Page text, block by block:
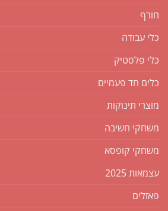
חורף
כלי עבודה
כלי פלסטיק
כלים חד פעמיים
מוצרי תינוקות
משחקי חשיבה
משחקי קופסא
עצמאות 2025
פאזלים